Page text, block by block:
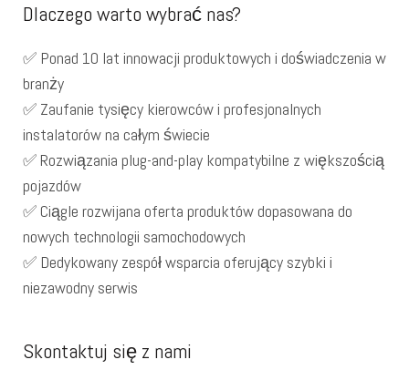
Dlaczego warto wybrać nas?
✅ Ponad 10 lat innowacji produktowych i doświadczenia w
branży
✅ Zaufanie tysięcy kierowców i profesjonalnych
instalatorów na całym świecie
✅ Rozwiązania plug-and-play kompatybilne z większością
pojazdów
✅ Ciągle rozwijana oferta produktów dopasowana do
nowych technologii samochodowych
✅ Dedykowany zespół wsparcia oferujący szybki i
niezawodny serwis
Skontaktuj się z nami